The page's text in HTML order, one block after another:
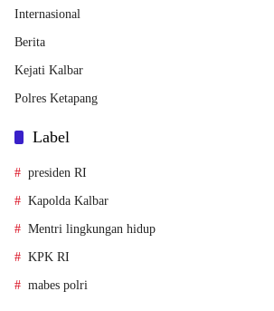
Internasional
Berita
Kejati Kalbar
Polres Ketapang
Label
presiden RI
Kapolda Kalbar
Mentri lingkungan hidup
KPK RI
mabes polri